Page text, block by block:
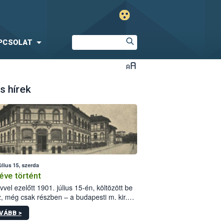
hírek
15, szerda
történt
ezelőtt 1901. július 15-én, költözött be
még csak részben – a budapesti m. kir.
állomás a Kis Rókus utca
alatti, Czigler Győző által tervezett új
>